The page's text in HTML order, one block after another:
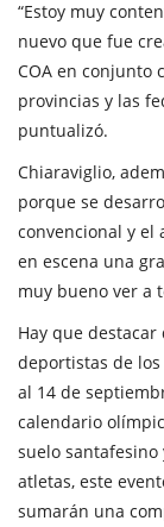
“Estoy muy
nuevo que fue
COA en conjunto
provincias y las
puntualizó.
Chiaraviglio,
porque se
convencional y el
en escena una
muy bueno ver a
Hay que
deportistas de
al 14 de
calendario
suelo santafesino
atletas, este
sumarán una